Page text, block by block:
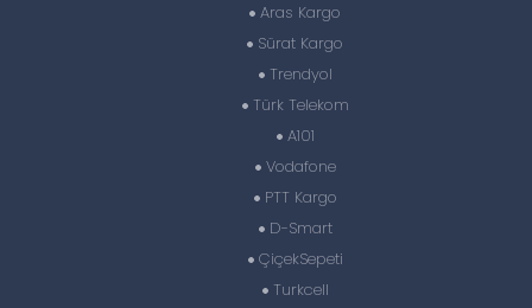
Aras Kargo
Sürat Kargo
Trendyol
Türk Telekom
A101
Vodafone
PTT Kargo
D-Smart
ÇiçekSepeti
Turkcell